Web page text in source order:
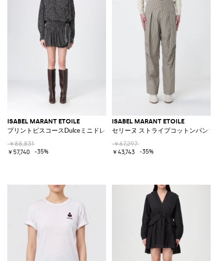
ISABEL MARANT ETOILE
プリントビスコースDulceミニドレス
￥88,831
￥57,740
-35%
ISABEL MARANT ETOILE
セリーヌ ストライプコットンパンツ
￥67,297
￥43,743
-35%